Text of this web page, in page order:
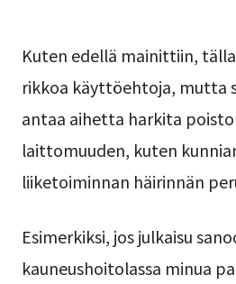
Kuten edellä mainittiin,
rikkoa käyttöehtoja, mutta
antaa aihetta harkita
laittomuuden, kuten
liiketoiminnan häirinnän
Esimerkiksi, jos julkaisu
kauneushoitolassa minua